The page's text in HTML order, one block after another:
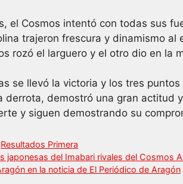
el Cosmos intentó con todas sus
trajeron frescura y dinamismo
rozó el larguero y el otro dio en la
se llevó la victoria y los tres
derrota, demostró una gran actitud
y siguen demostrando su
Resultados Primera
japonesas del Imabari rivales del Cosmos
en la noticia de El Periódico de Aragón